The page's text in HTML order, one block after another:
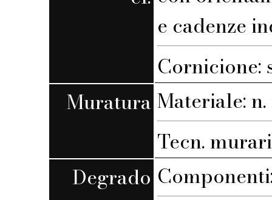
e cadenze
Cornicione:
Muratura Materiale: n.
Tecn.
Degrado